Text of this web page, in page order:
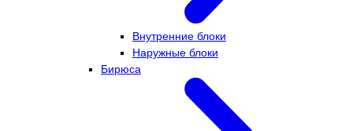
Внутренние блоки
Наружные блоки
Бирюса